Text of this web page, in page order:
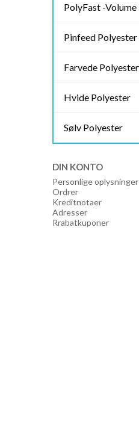
PolyFast -
Pinfeed
Farvede Polyester
Hvide Polyester
Sølv Polyester
DIN KONTO
Personlige oplysninger
Ordrer
Kreditnotaer
Adresser
Rrabatkuponer